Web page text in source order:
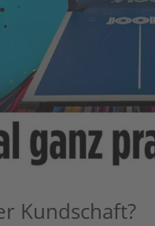
Kundschaft?